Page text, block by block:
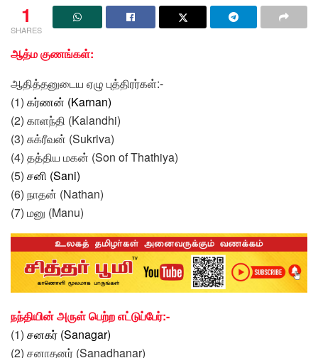
1
SHARES
ஆத்ம குணங்கள்:
ஆதித்தனுடைய ஏழு புத்திரர்கள்:-
(1) கர்ணன் (Karnan)
(2) காளந்தி (Kalandhi)
(3) சுக்ரீவன் (Sukriva)
(4) தத்திய மகன் (Son of Thathiya)
(5) சனி (Sani)
(6) நாதன் (Nathan)
(7) மனு (Manu)
நந்தியின் அருள் பெற்ற எட்டுப்பேர்:-
(1) சனகர் (Sanagar)
(2) சனாதனர் (Sanadhanar)